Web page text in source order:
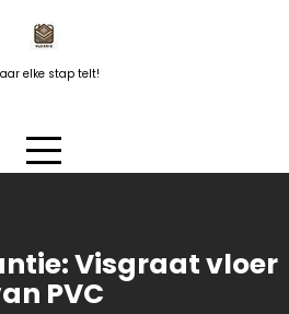
elke stap telt!
Visgraat vloer
PVC